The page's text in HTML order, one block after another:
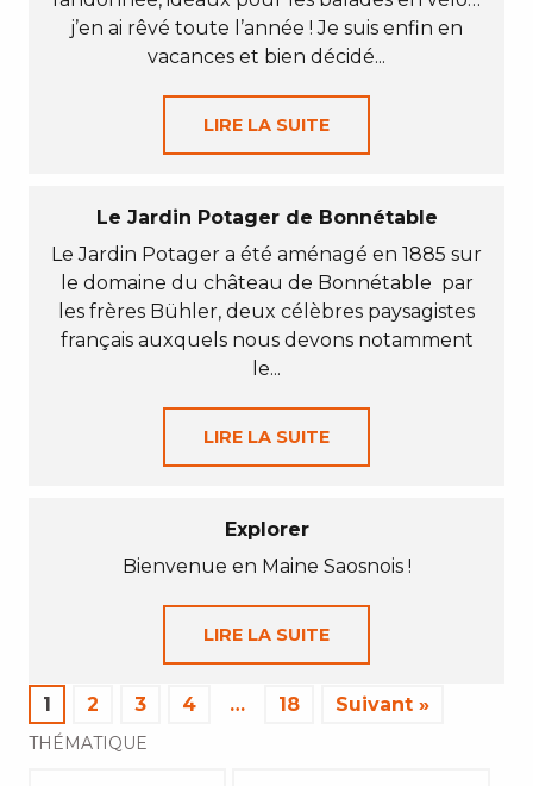
j’en ai rêvé toute l’année ! Je suis enfin en
vacances et bien décidé...
LIRE LA SUITE
Le Jardin Potager de Bonnétable
Le Jardin Potager a été aménagé en 1885 sur
le domaine du château de Bonnétable par
les frères Bühler, deux célèbres paysagistes
français auxquels nous devons notamment
le...
LIRE LA SUITE
Explorer
Bienvenue en Maine Saosnois !
LIRE LA SUITE
1 2 3 4 … 18 Suivant »
THÉMATIQUE